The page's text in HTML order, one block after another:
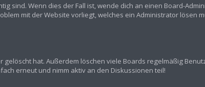
sind. Wenn dies der Fall ist, wende dich an einen Board-
mit der Website vorliegt, welches ein Administrator lösen
hat. Außerdem löschen viele Boards regelmäßig
erneut und nimm aktiv an den Diskussionen teil!